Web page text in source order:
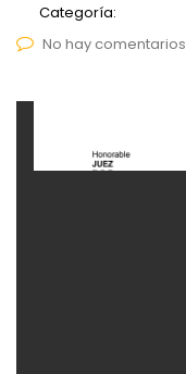
Categoría:
No hay comentarios